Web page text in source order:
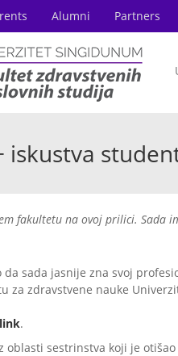
Alumni Partners
iskustva
fakultetu na ovoj prilici. Sada
da sada jasnije zna svoj
za zdravstvene nauke
link.
oblasti sestrinstva koji je